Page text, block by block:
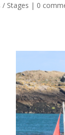
Stages | 0